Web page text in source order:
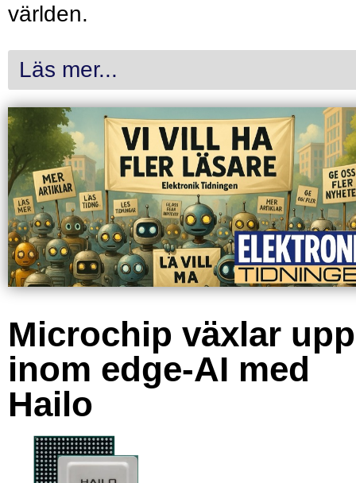
världen.
Läs mer...
Microchip växlar upp
inom edge-AI med
Hailo